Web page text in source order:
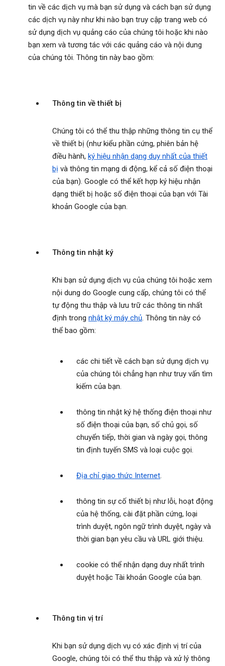
tin về các dịch vụ mà bạn sử dụng và cách bạn sử dụng
các dịch vụ này như khi nào bạn truy cập trang web có
sử dụng dịch vụ quảng cáo của chúng tôi hoặc khi nào
bạn xem và tương tác với các quảng cáo và nội dung
của chúng tôi. Thông tin này bao gồm:
Thông tin về thiết bị
Chúng tôi có thể thu thập những thông tin cụ thể
về thiết bị (như kiểu phần cứng, phiên bản hệ
điều hành, ký hiệu nhận dạng duy nhất của thiết
bị và thông tin mạng di động, kể cả số điện thoại
của bạn). Google có thể kết hợp ký hiệu nhận
dạng thiết bị hoặc số điện thoại của bạn với Tài
khoản Google của bạn.
Thông tin nhật ký
Khi bạn sử dụng dịch vụ của chúng tôi hoặc xem
nội dung do Google cung cấp, chúng tôi có thể
tự động thu thập và lưu trữ các thông tin nhất
định trong nhật ký máy chủ. Thông tin này có
thể bao gồm:
các chi tiết về cách bạn sử dụng dịch vụ
của chúng tôi chẳng hạn như truy vấn tìm
kiếm của bạn.
thông tin nhật ký hệ thống điện thoại như
số điện thoại của bạn, số chủ gọi, số
chuyển tiếp, thời gian và ngày gọi, thông
tin định tuyến SMS và loại cuộc gọi.
Địa chỉ giao thức Internet.
thông tin sự cố thiết bị như lỗi, hoạt động
của hệ thống, cài đặt phần cứng, loại
trình duyệt, ngôn ngữ trình duyệt, ngày và
thời gian bạn yêu cầu và URL giới thiệu.
cookie có thể nhận dạng duy nhất trình
duyệt hoặc Tài khoản Google của bạn.
Thông tin vị trí
Khi bạn sử dụng dịch vụ có xác định vị trí của
Google, chúng tôi có thể thu thập và xử lý thông